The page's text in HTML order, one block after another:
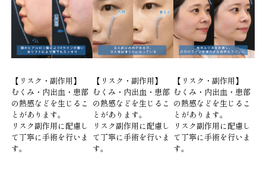
【リスク・副作用】
むくみ・内出血・患部
の熱感などを生じるこ
とがあります。
リスク副作用に配慮し
て丁寧に手術を行いま
す。
【リスク・副作用】
むくみ・内出血・患部
の熱感などを生じるこ
とがあります。
リスク副作用に配慮し
て丁寧に手術を行いま
す。
【リスク・副作用】
むくみ・内出血・患部
の熱感などを生じるこ
とがあります。
リスク副作用に配慮し
て丁寧に手術を行いま
す。